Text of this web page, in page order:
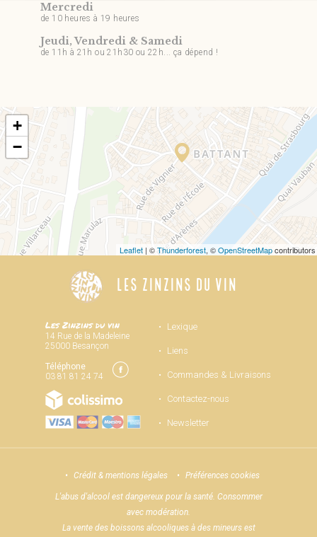
+
−
Leaflet | ©Thunderforest, ©OpenStreetMapcontributors
Mercredi
de 10 heures à 19 heures
Jeudi, Vendredi & Samedi
de 11h à 21h ou 21h30 ou 22h... ça dépend !
LES ZINZINS DU VIN
Les Zinzins du vin
14 Rue de la Madeleine
25000 Besançon
Téléphone
03 81 81 24 74
Lexique
Liens
Commandes & Livraisons
Contactez-nous
Newsletter
Crédit & mentions légales Préférences cookies
L'abus d'alcool est dangereux pour la santé. Consommer
avec modération.
La vente des boissons alcooliques à des mineurs est